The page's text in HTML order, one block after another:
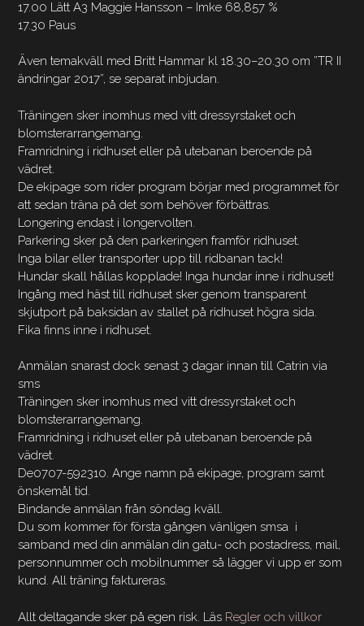
17.00 Lätt A3 Maggie Hansson – Imke 68,857 %
17.30 Paus
Även temakväll med Britt Hammar kl 18.30–20.30 om ”TR II
ändringar 2017”, se separat inbjudan.
Träningen sker inomhus med vitt dressyrstaket och
blomsterarrangemang.
Framridning i ridhuset eller på utebanan beroende på
vädret.
De ekipage som rider program börjar med programmet för
att sedan träna på det som behöver förbättras.
Longering endast i longervolten.
Parkering sker på den parkeringen framför ridhuset.
Inga bilar eller transporter upp till ridbanan tack!
Hundar skall hållas kopplade! Inga hundar inne i ridhuset!
Ingång med häst till ridhuset sker genom transparent
skjutport på baksidan av stallet på ridhuset högra sida.
Fika finns inne i ridhuset.
Anmälan snarast dock senast 3 dagar innan till Catrin via
sms
Träningen sker inomhus med vitt dressyrstaket och
blomsterarrangemang.
Framridning i ridhuset eller på utebanan beroende på
vädret.
De0707-592310. Ange namn på ekipage, program samt
önskemål tid.
Bindande anmälan från söndag kväll.
Du som kommer för första gången vänligen smsa i
samband med din anmälan din gatu- och postadress, mail,
personnummer och mobilnummer så lägger vi upp er som
kund. All träning faktureras.
Allt deltagande sker på egen risk. Läs Regler och villkor